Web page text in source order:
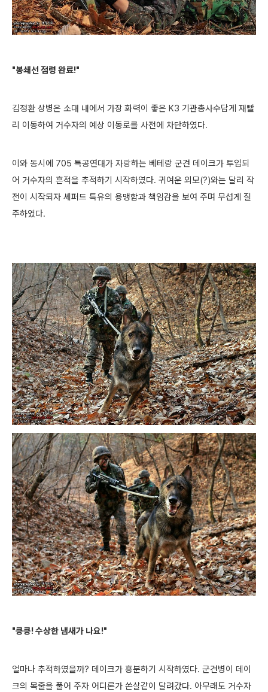
"봉쇄선 점령 완료!"
김정환 상병은 소대 내에서 가장 화력이 좋은 K3 기관총사수답게 재빨
리 이동하여 거수자의 예상 이동로를 사전에 차단하였다.
이와 동시에 705 특공연대가 자랑하는 베테랑 군견 데이크가 투입되
어 거수자의 흔적을 추적하기 시작하였다. 귀여운 외모(?)와는 달리 작
전이 시작되자 셰퍼드 특유의 용맹함과 책임감을 보여 주며 무섭게 질
주하였다.
"킁킁! 수상한 냄새가 나요!"
얼마나 추적하였을까? 데이크가 흥분하기 시작하였다. 군견병이 데이
크의 목줄을 풀어 주자 어디론가 쏜살같이 달려갔다. 아무래도 거수자